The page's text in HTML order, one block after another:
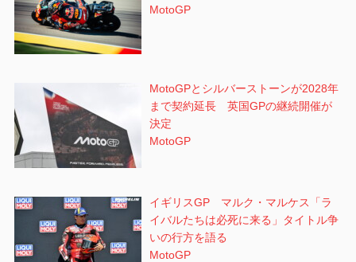
MotoGP
MotoGPとシルバーストーンが2028年
まで契約延長 英国GPの継続開催が
決定
MotoGP
イギリスGP マルク・マルケス「ラ
イバルたちは必死に来る」タイトル争
いの行方を語る
MotoGP